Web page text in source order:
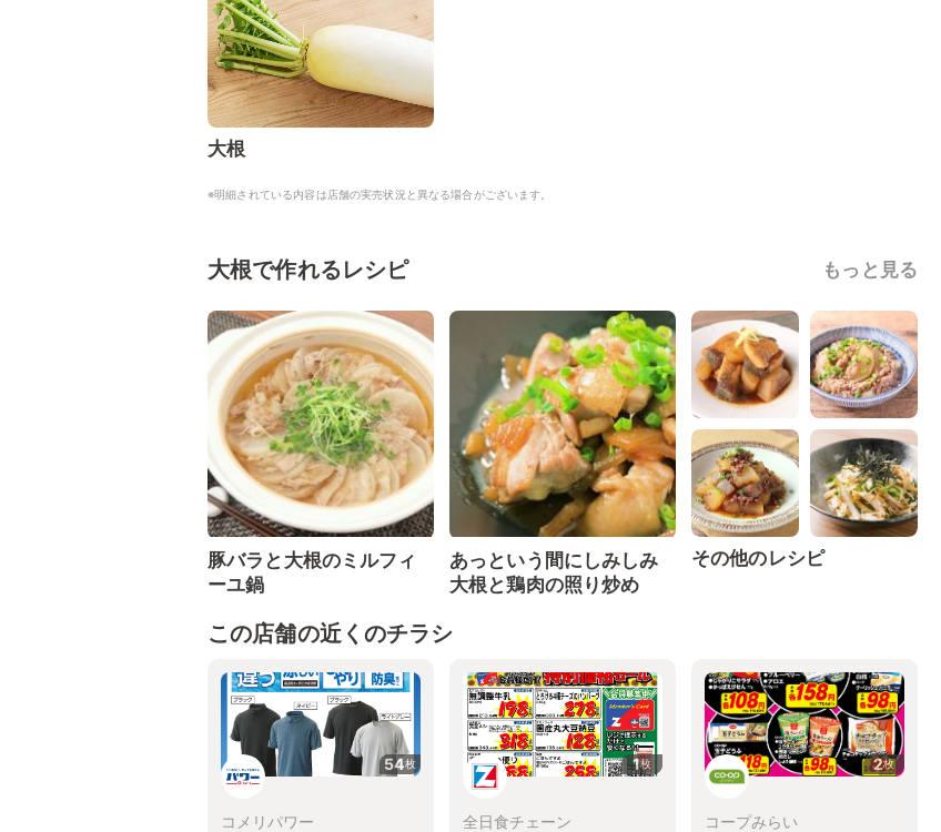
大根
※明細されている内容は店舗の実売状況と異なる場合がございます。
大根で作れるレシピ もっと見る
豚バラと大根のミルフィ
ーユ鍋
あっという間にしみしみ
大根と鶏肉の照り炒め
その他のレシピ
この店舗の近くのチラシ
54枚
コメリパワー
1枚
全日食チェーン
2枚
コープみらい